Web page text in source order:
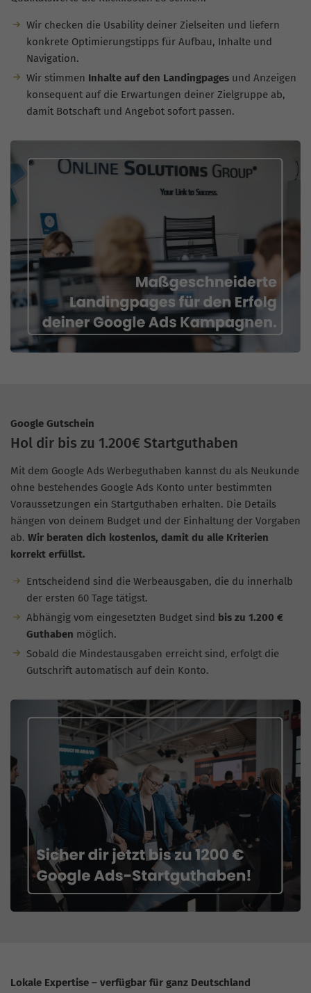
Wir checken die Usability deiner Zielseiten und liefern
konkrete Optimierungstipps für Aufbau, Inhalte und
Navigation.
Wir stimmen Inhalte auf den Landingpagesund Anzeigen
konsequent auf die Erwartungen deiner Zielgruppe ab,
damit Botschaft und Angebot sofort passen.
Google Gutschein
Hol dir bis zu 1.200€ Startguthaben
Mit dem Google Ads Werbeguthaben kannst du als Neukunde
ohne bestehendes Google Ads Konto unter bestimmten
Voraussetzungen ein Startguthaben erhalten. Die Details
hängen von deinem Budget und der Einhaltung der Vorgaben
ab. Wir beraten dich kostenlos, damit du alle Kriterien
korrekt erfüllst.
Entscheidend sind die Werbeausgaben, die du innerhalb
der ersten 60 Tage tätigst.
Abhängig vom eingesetzten Budget sind bis zu 1.200 €
Guthaben möglich.
Sobald die Mindestausgaben erreicht sind, erfolgt die
Gutschrift automatisch auf dein Konto.
Lokale Expertise – verfügbar für ganz Deutschland